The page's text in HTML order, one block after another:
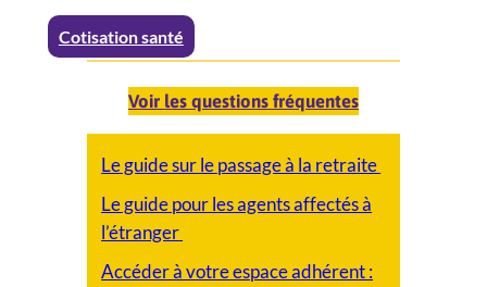
Cotisation santé
Voir les questions fréquentes
Le guide sur le passage à la retraite
Le guide pour les agents affectés à
l’étranger
Accéder à votre espace adhérent :